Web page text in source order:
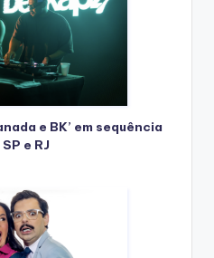
e BK’ em sequência
e RJ